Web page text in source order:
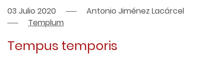
03 Julio 2020
Antonio Jiménez Lacárcel
Templum
Tempus temporis